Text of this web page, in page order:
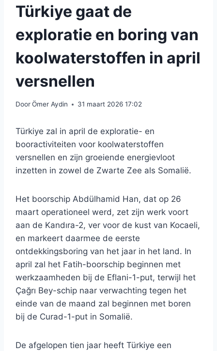
Türkiye gaat de
exploratie en boring van
koolwaterstoffen in april
versnellen
DoorÖmer Aydin 31 maart 2026 17:02
Türkiye zal in april de exploratie- en
booractiviteiten voor koolwaterstoffen
versnellen en zijn groeiende energievloot
inzetten in zowel de Zwarte Zee als Somalië.
Het boorschip Abdülhamid Han, dat op 26
maart operationeel werd, zet zijn werk voort
aan de Kandıra-2, ver voor de kust van Kocaeli,
en markeert daarmee de eerste
ontdekkingsboring van het jaar in het land. In
april zal het Fatih-boorschip beginnen met
werkzaamheden bij de Eflani-1-put, terwijl het
Çağrı Bey-schip naar verwachting tegen het
einde van de maand zal beginnen met boren
bij de Curad-1-put in Somalië.
De afgelopen tien jaar heeft Türkiye een